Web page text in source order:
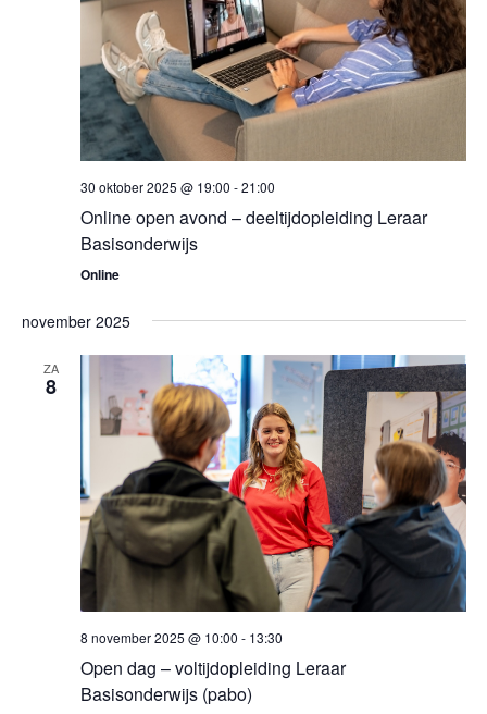
30 oktober 2025 @ 19:00 -21:00
Online open avond – deeltijdopleiding Leraar
Basisonderwijs
Online
november 2025
ZA
8
8 november 2025 @ 10:00 - 13:30
Open dag – voltijdopleiding Leraar
Basisonderwijs (pabo)